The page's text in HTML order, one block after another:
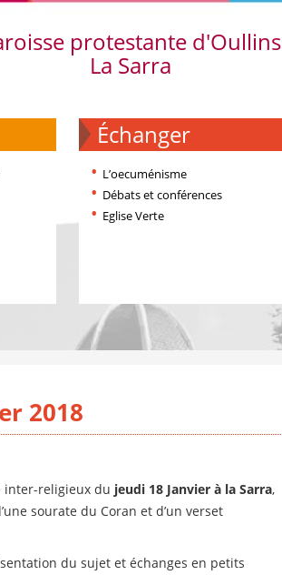
protestante d'Oullins
La Sarra
échanger
L’oecuménisme
Débats et conférences
Eglise Verte
2018
inter-religieux du jeudi 18 Janvier à la Sarra,
sourate du Coran et d’un verset
du sujet et échanges en petits